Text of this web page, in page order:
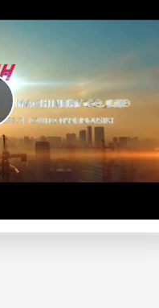
Play
Video